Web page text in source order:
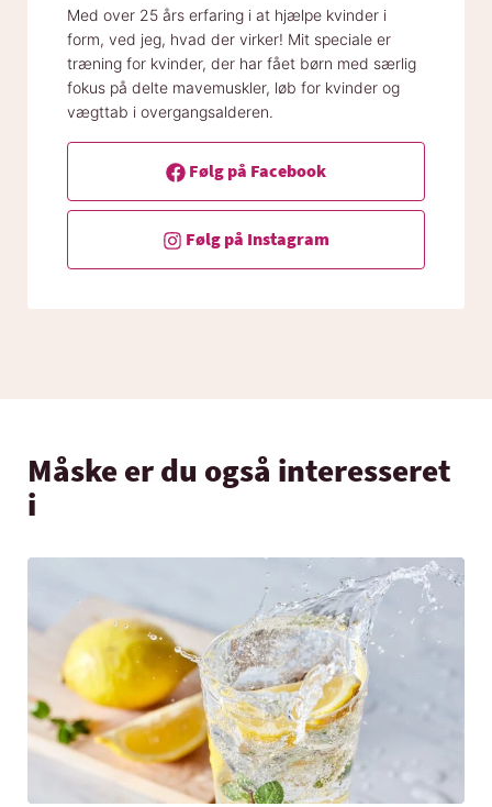
Med over 25 års erfaring i at hjælpe kvinder i
form, ved jeg, hvad der virker! Mit speciale er
træning for kvinder, der har fået børn med særlig
fokus på delte mavemuskler, løb for kvinder og
vægttab i overgangsalderen.
Følg på Facebook
Følg på Instagram
Måske er du også interesseret
i